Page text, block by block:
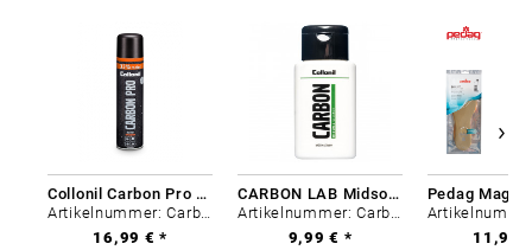
Collonil Carbon Pro 400 ml
Artikelnummer: Carbon-0
16,99 € *
CARBON LAB Midsole Cleaner
Artikelnummer: Carbon-0
9,99 € *
11,99